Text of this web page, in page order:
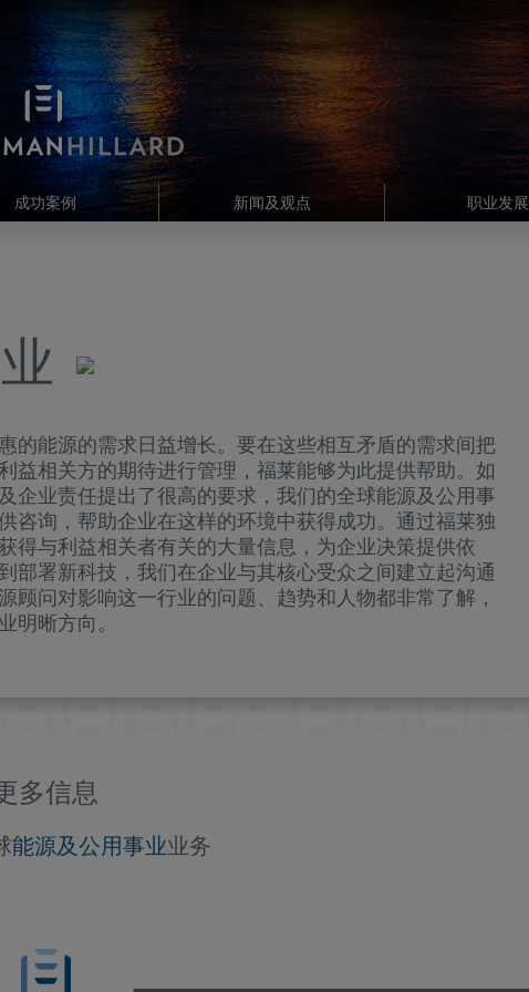
成功案例 新闻及观点 职业发展
的能源的需求日益增长。要在这些相互矛盾的需求间把
益相关方的期待进行管理，福莱能够为此提供帮助。如
企业责任提出了很高的要求，我们的全球能源及公用事
咨询，帮助企业在这样的环境中获得成功。通过福莱独
得与利益相关者有关的大量信息，为企业决策提供依
部署新科技，我们在企业与其核心受众之间建立起沟通
顾问对影响这一行业的问题、趋势和人物都非常了解，
明晰方向。
多信息
能源及公用事业业务